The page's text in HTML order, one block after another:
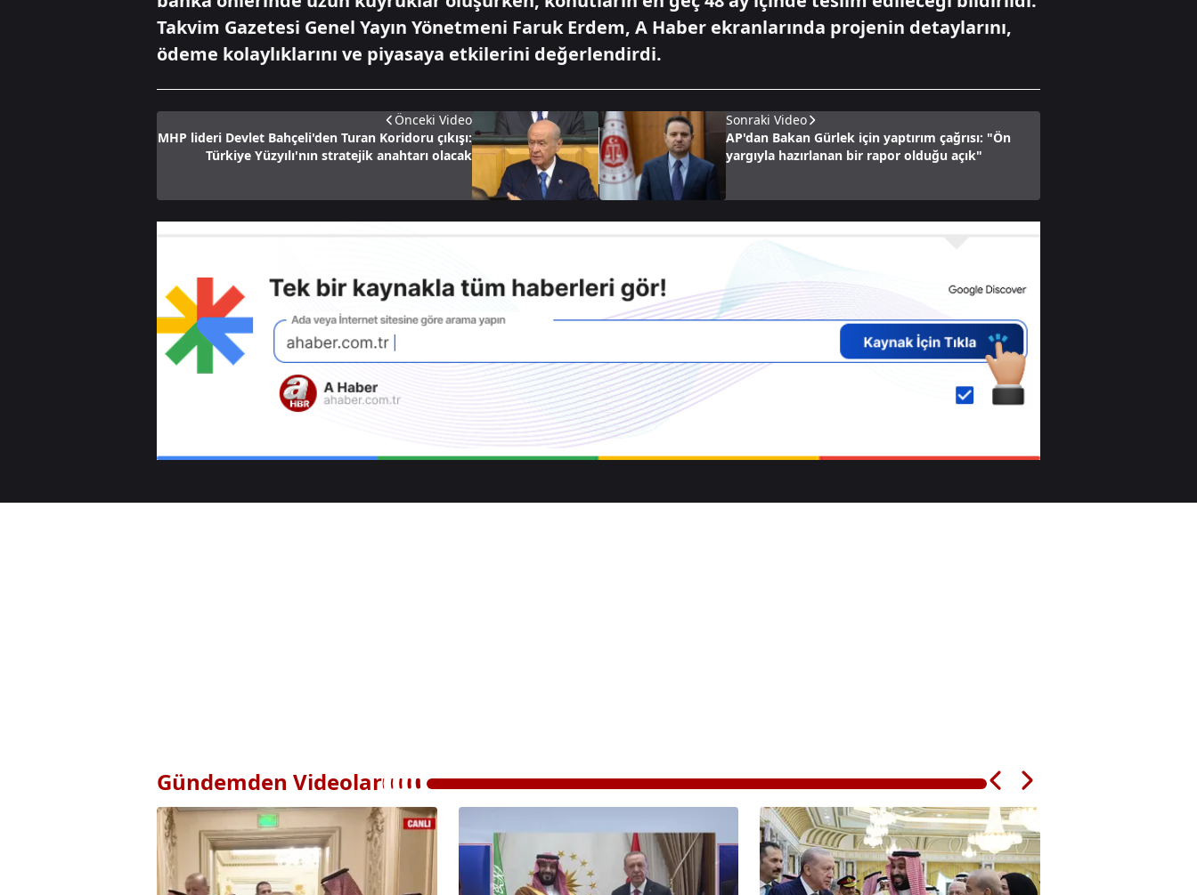
Takvim Gazetesi Genel Yayın Yönetmeni Faruk Erdem, A Haber ekranlarında projenin detaylarını,
ödeme kolaylıklarını ve piyasaya etkilerini değerlendirdi.
Önceki Video
MHP lideri Devlet Bahçeli'den Turan Koridoru çıkışı:
Türkiye Yüzyılı'nın stratejik anahtarı olacak
Sonraki Video
AP'dan Bakan Gürlek için yaptırım çağrısı: "Ön
yargıyla hazırlanan bir rapor olduğu açık"
Gündemden Videolar